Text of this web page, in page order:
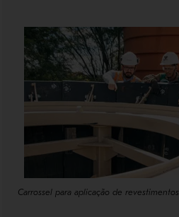
Carrossel para aplicação de revestimentos